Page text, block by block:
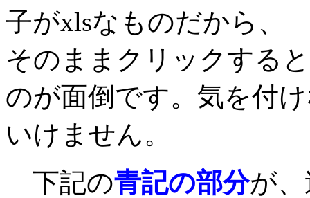
子がxlsなものだから、
そのままクリックする
のが面倒です。気を付
いけません。
下記の青記の部分が